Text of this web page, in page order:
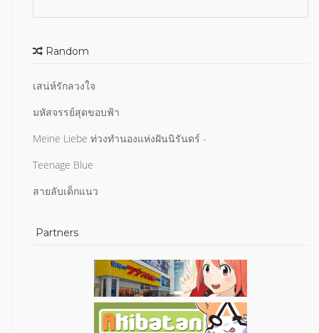
Random
เสน่ห์รักลวงใจ
มหัสจรรย์สุดขอบฟ้า
Meine Liebe ท่วงทำนองแห่งฝันนิรันดร์ -
Teenage Blue
สายลับเด็กแนว
Partners